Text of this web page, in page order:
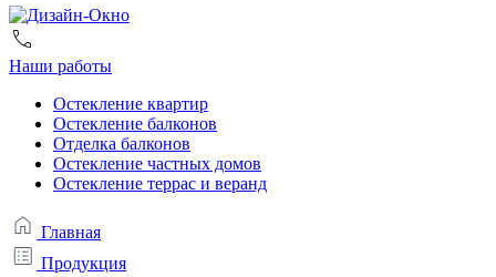
Наши работы
Остекление квартир
Остекление балконов
Отделка балконов
Остекление частных домов
Остекление террас и веранд
Главная
Продукция